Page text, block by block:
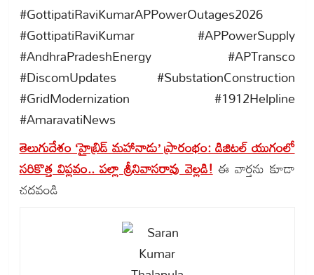
#GottipatiRaviKumarAPPowerOutages2026
#GottipatiRaviKumar #APPowerSupply
#AndhraPradeshEnergy #APTransco
#DiscomUpdates #SubstationConstruction
#GridModernization #1912Helpline
#AmaravatiNews
తెలుగుదేశం ‘హైబ్రిడ్ మహానాడు’ ప్రారంభం: డిజిటల్ యుగంలో
సరికొత్త విప్లవం.. పల్లా శ్రీనివాసరావు వెల్లడి!ఈ వార్తను కూడా
చదవండి